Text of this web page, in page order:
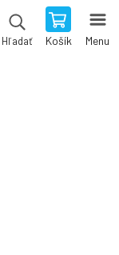
Hľadať Košík Menu